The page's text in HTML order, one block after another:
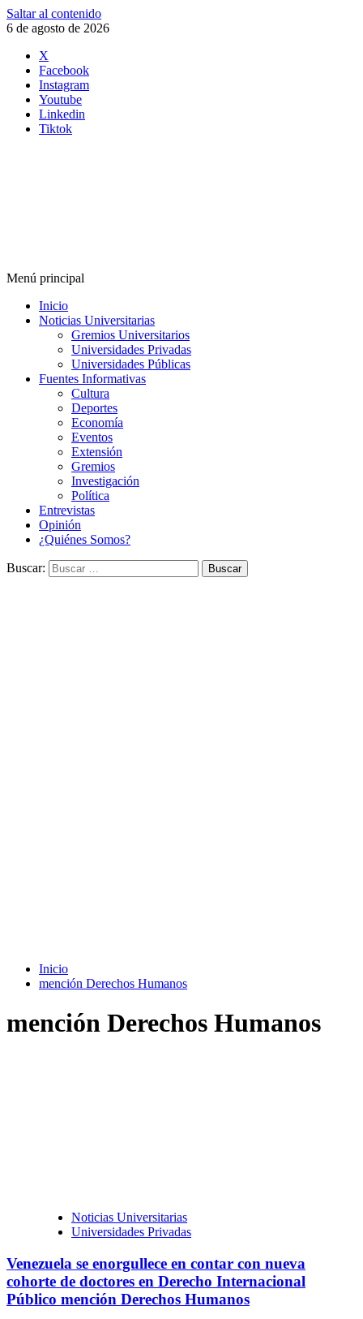
Saltar al contenido
6 de agosto de 2026
X
Facebook
Instagram
Youtube
Linkedin
Tiktok
Menú principal
Inicio
Noticias Universitarias
Gremios Universitarios
Universidades Privadas
Universidades Públicas
Fuentes Informativas
Cultura
Deportes
Economía
Eventos
Extensión
Gremios
Investigación
Política
Entrevistas
Opinión
¿Quiénes Somos?
Buscar:
Inicio
mención Derechos Humanos
mención Derechos Humanos
Noticias Universitarias
Universidades Privadas
Venezuela se enorgullece en contar con nueva
cohorte de doctores en Derecho Internacional
Público mención Derechos Humanos